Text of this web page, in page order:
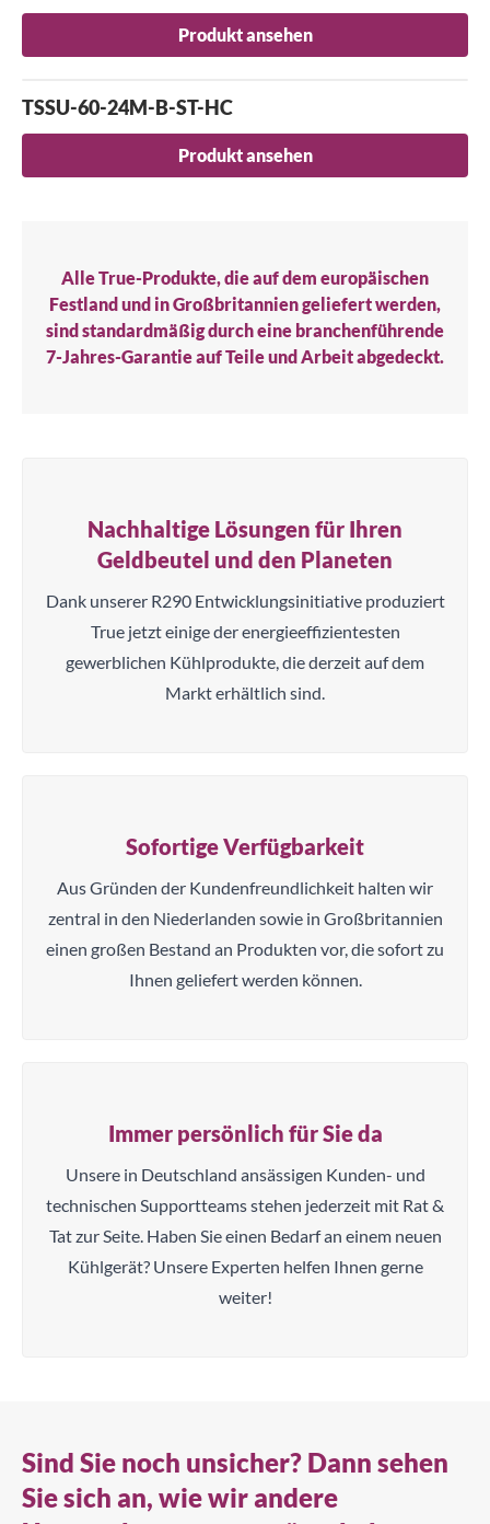
Produkt ansehen
TSSU-60-24M-B-ST-HC
Produkt ansehen
Alle True-Produkte, die auf dem europäischen
Festland und in Großbritannien geliefert werden,
sind standardmäßig durch eine branchenführende
7-Jahres-Garantie auf Teile und Arbeit abgedeckt.
Nachhaltige Lösungen für Ihren
Geldbeutel und den Planeten
Dank unserer R290 Entwicklungsinitiative produziert
True jetzt einige der energieeffizientesten
gewerblichen Kühlprodukte, die derzeit auf dem
Markt erhältlich sind.
Sofortige Verfügbarkeit
Aus Gründen der Kundenfreundlichkeit halten wir
zentral in den Niederlanden sowie in Großbritannien
einen großen Bestand an Produkten vor, die sofort zu
Ihnen geliefert werden können.
Immer persönlich für Sie da
Unsere in Deutschland ansässigen Kunden- und
technischen Supportteams stehen jederzeit mit Rat &
Tat zur Seite. Haben Sie einen Bedarf an einem neuen
Kühlgerät? Unsere Experten helfen Ihnen gerne
weiter!
Sind Sie noch unsicher? Dann sehen
Sie sich an, wie wir andere